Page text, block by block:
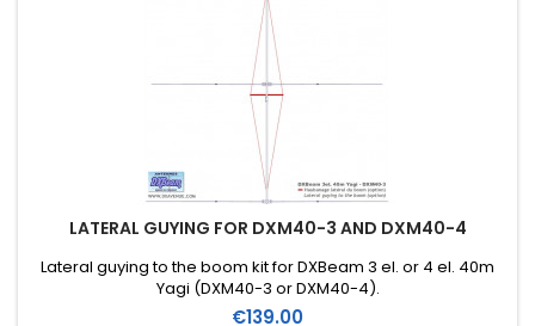
LATERAL GUYING FOR DXM40-3 AND DXM40-4
Lateral guying to the boom kit for DXBeam 3 el. or 4 el. 40m
Yagi (DXM40-3 or DXM40-4).
Price
€139.00